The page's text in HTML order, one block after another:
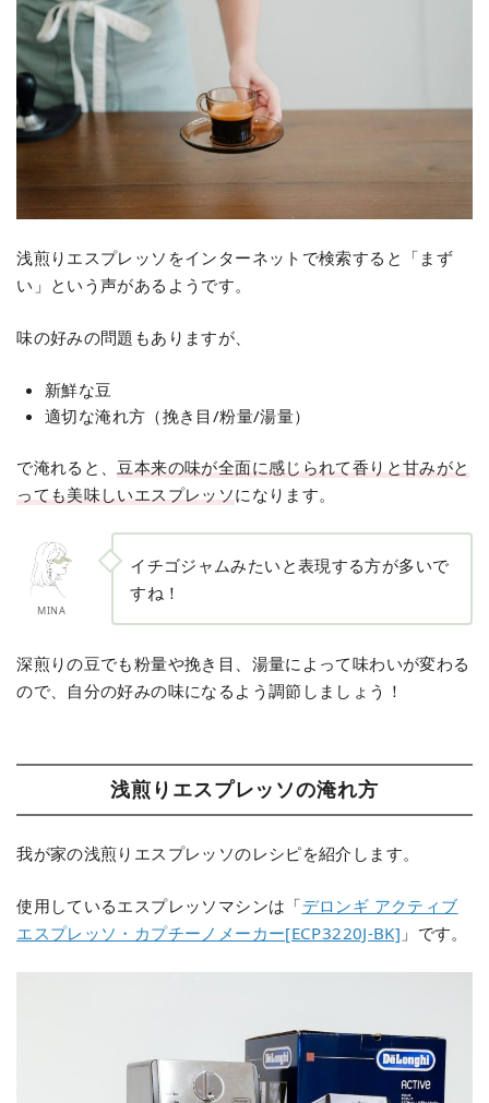
浅煎りエスプレッソをインターネットで検索すると「まず
い」という声があるようです。
味の好みの問題もありますが、
新鮮な豆
適切な淹れ方（挽き目/粉量/湯量）
で淹れると、 豆本来の味が全面に感じられて香りと甘みがと
っても美味しいエスプレッソになります。
MINA
イチゴジャムみたいと表現する方が多いで
すね！
深煎りの豆でも粉量や挽き目、湯量によって味わいが変わる
ので、自分の好みの味になるよう調節しましょう！
浅煎りエスプレッソの淹れ方
我が家の浅煎りエスプレッソのレシピを紹介します。
使用しているエスプレッソマシンは「デロンギ アクティブ
エスプレッソ・カプチーノメーカー[ECP3220J-BK] 」です。